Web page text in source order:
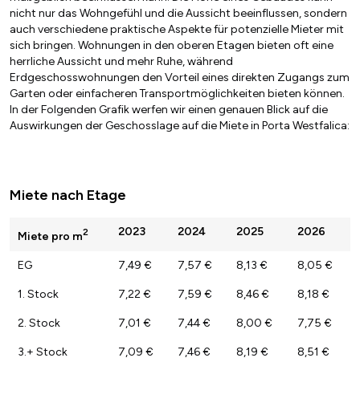
nicht nur das Wohngefühl und die Aussicht beeinflussen, sondern
auch verschiedene praktische Aspekte für potenzielle Mieter mit
sich bringen. Wohnungen in den oberen Etagen bieten oft eine
herrliche Aussicht und mehr Ruhe, während
Erdgeschosswohnungen den Vorteil eines direkten Zugangs zum
Garten oder einfacheren Transportmöglichkeiten bieten können.
In der Folgenden Grafik werfen wir einen genauen Blick auf die
Auswirkungen der Geschosslage auf die Miete in Porta Westfalica:
Miete nach Etage
Miete pro m2 2023 2024 2025 2026
EG 7,49 € 7,57 € 8,13 € 8,05 €
1. Stock 7,22 € 7,59 € 8,46 € 8,18 €
2. Stock 7,01 € 7,44 € 8,00 € 7,75 €
3.+ Stock 7,09 € 7,46 € 8,19 € 8,51 €